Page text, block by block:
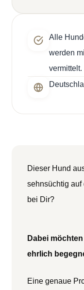
Alle
werden
vermittelt.
Dieser Hund
sehnsüchtig
bei Dir?
Dabei
ehrlich
Eine genaue